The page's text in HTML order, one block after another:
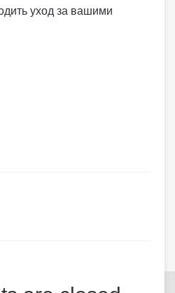
уход за вашими